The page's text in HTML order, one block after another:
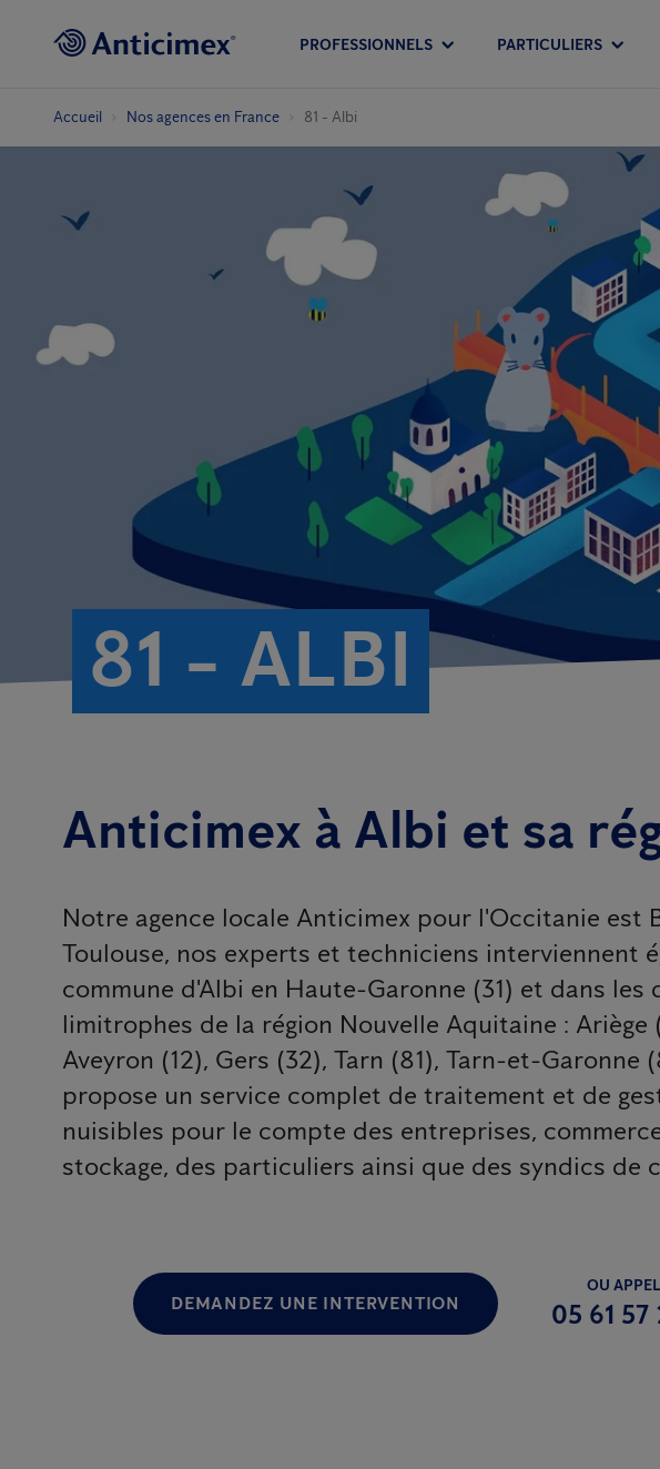
PROFESSIONNELS PARTICULIERS
Accueil Nos agences en France 81 - Albi
81 - ALBI
Anticimex à Albi et sa
Notre agence locale Anticimex pour l'Occitanie est
Toulouse, nos experts et techniciens interviennent
commune d'Albi en Haute-Garonne (31) et dans les
limitrophes de la région Nouvelle Aquitaine : Ariège
Aveyron (12), Gers (32), Tarn (81), Tarn-et-Garonne
propose un service complet de traitement et de
nuisibles pour le compte des entreprises,
stockage, des particuliers ainsi que des syndics de
DEMANDEZ UNE INTERVENTION
OU
05 61 57